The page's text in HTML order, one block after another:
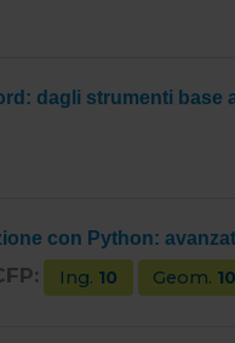
dagli strumenti base
con Python:
Ing. 10 Geom. 10